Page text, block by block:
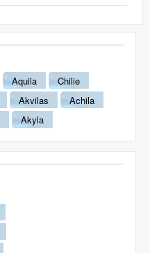
Aquila
Chilie
Akvilas
Achila
Akyla